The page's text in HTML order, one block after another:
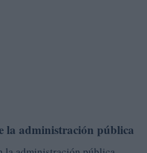
la administración pública